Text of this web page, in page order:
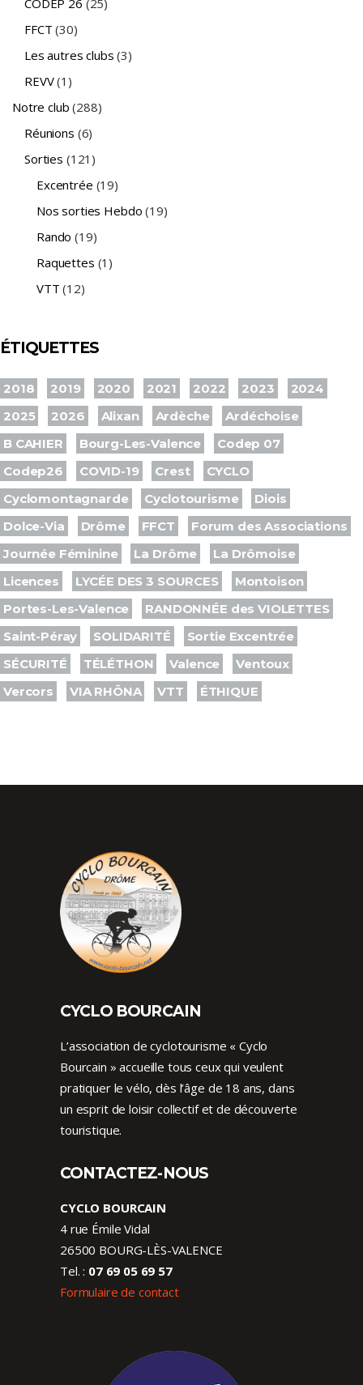
CODEP 26 (25)
FFCT (30)
Les autres clubs (3)
REVV(1)
Notre club (288)
Réunions (6)
Sorties (121)
Excentrée (19)
Nos sorties Hebdo (19)
Rando (19)
Raquettes (1)
VTT (12)
ÉTIQUETTES
2018 2019 2020 2021 2022 2023
2024
2025
2026 Alixan Ardèche
Ardéchoise
B CAHIER
Bourg-Les-Valence
Codep 07
Codep26
COVID-19 Crest
CYCLO
Cyclomontagnarde
Cyclotourisme
Diois
Dolce-Via
Drôme FFCT
Forum des Associations
Journée Féminine
La Drôme
La Drômoise
Licences
LYCÉE DES 3 SOURCES
Montoison
Portes-Les-Valence
RANDONNÉE des VIOLETTES
Saint-Péray
SOLIDARITÉ
Sortie Excentrée
SÉCURITÉ
TÉLÉTHON Valence
Ventoux
Vercors
VIA RHÔNA VTT ÉTHIQUE
CYCLO BOURCAIN
L’association de cyclotourisme « Cyclo
Bourcain » accueille tous ceux qui veulent
pratiquer le vélo, dès l’âge de 18 ans, dans
un esprit de loisir collectif et de découverte
touristique.
CONTACTEZ-NOUS
CYCLO BOURCAIN
4 rue Émile Vidal
26500 BOURG-LÈS-VALENCE
Tel. : 07 69 05 69 57
Formulaire de contact